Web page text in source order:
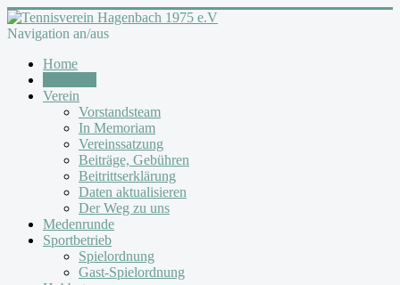
Navigation an/aus
Home
Verein
Vorstandsteam
In Memoriam
Vereinssatzung
Beiträge, Gebühren
Beitrittserklärung
Daten aktualisieren
Der Weg zu uns
Medenrunde
Sportbetrieb
Spielordnung
Gast-Spielordnung